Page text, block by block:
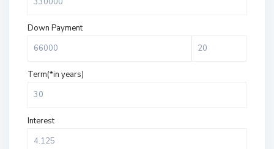
Down Payment
Term(*in years)
Interest